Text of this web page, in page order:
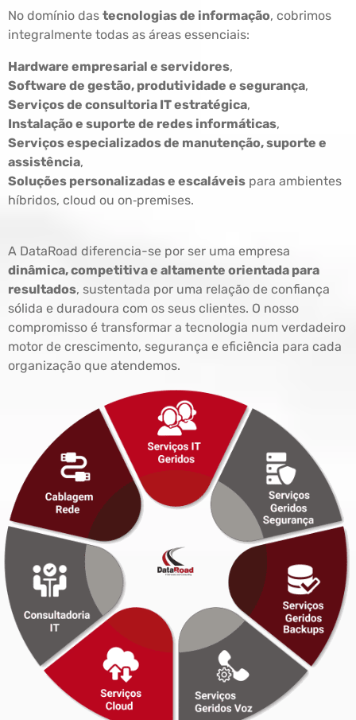
No domínio das tecnologias de informação, cobrimos
integralmente todas as áreas essenciais:
Hardware empresarial e servidores,
Software de gestão, produtividade e segurança,
Serviços de consultoria IT estratégica,
Instalação e suporte de redes informáticas,
Serviços especializados de manutenção, suporte e
assistência,
Soluções personalizadas e escaláveis para ambientes
híbridos, cloud ou on‑premises.
A DataRoad diferencia-se por ser uma empresa
dinâmica, competitiva e altamente orientada para
resultados, sustentada por uma relação de confiança
sólida e duradoura com os seus clientes. O nosso
compromisso é transformar a tecnologia num verdadeiro
motor de crescimento, segurança e eficiência para cada
organização que atendemos.